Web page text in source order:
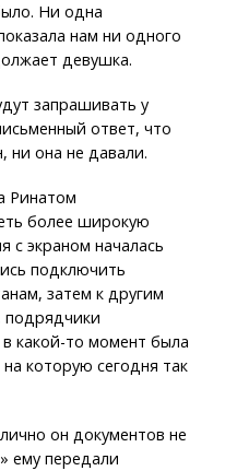
Ни одна
нам ни одного
девушка.
запрашивать у
ответ, что
ни она не давали.
Ринатом
более широкую
с экраном началась
подключить
затем к другим
подрядчики
какой-то момент была
которую сегодня так
он документов не
ему передали